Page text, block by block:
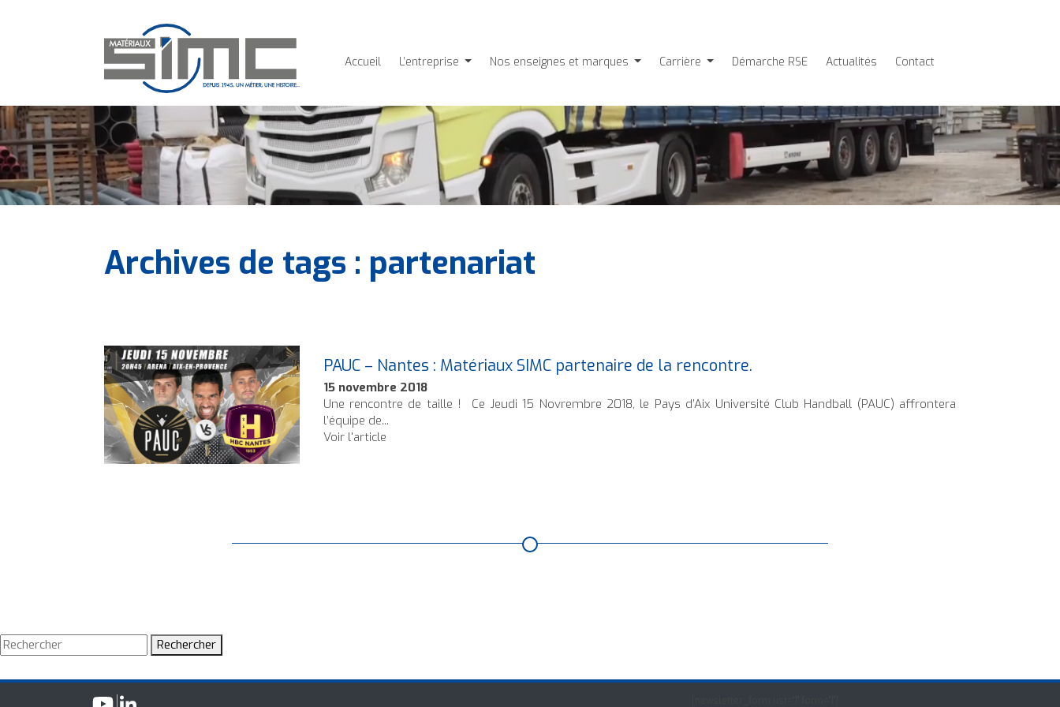
Accueil L’entreprise Nos enseignes et marques Carrière Démarche RSE Actualités Contact
Archives de tags : partenariat
PAUC – Nantes : Matériaux SIMC partenaire de la rencontre.
15 novembre 2018
Une rencontre de taille ! Ce Jeudi 15 Novrembre 2018, le Pays d’Aix Université Club Handball (PAUC) affrontera
l’équipe de...
Voir l'article
Rechercher